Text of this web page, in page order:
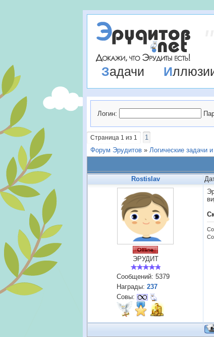
Задачи
Логин:
Страница 1 из 1
1
Форум Эрудитов » Логические задачи
Rostislav
ЭРУДИТ
Сообщений: 5379
Награды: 237
Совы: